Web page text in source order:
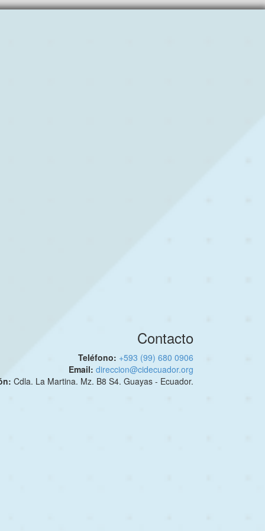
Contacto
Teléfono: +593 (99) 680 0906
Email: direccion@cidecuador.org
Cdla. La Martina. Mz. B8 S4. Guayas - Ecuador.